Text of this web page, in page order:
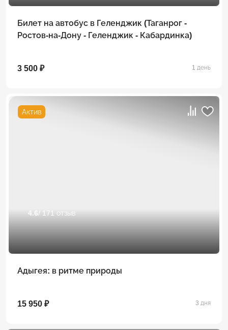
Билет на автобус в Геленджик (Таганрог -
Ростов-на-Дону - Геленджик - Кабардинка)
3 500 ₽ 1 день
Актив
4.6/ 171 отзыв
Адыгея: в ритме природы
15 950 ₽ 3 дня